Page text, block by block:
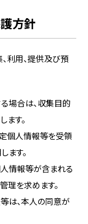
方針
利用、提供及び預
場合は、収集目的
す。
個人情報等を受領
ます。
情報等が含まれる
理を求めます。
は、本人の同意が